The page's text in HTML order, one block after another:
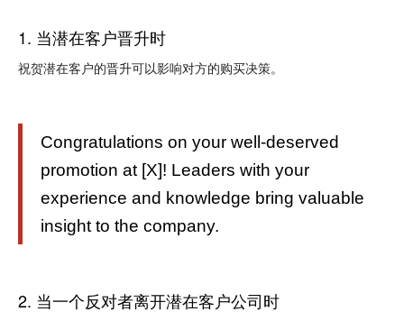
1. 当潜在客户晋升时
祝贺潜在客户的晋升可以影响对方的购买决策。
Congratulations on your well-deserved
promotion at [X]! Leaders with your
experience and knowledge bring valuable
insight to the company.
2. 当一个反对者离开潜在客户公司时